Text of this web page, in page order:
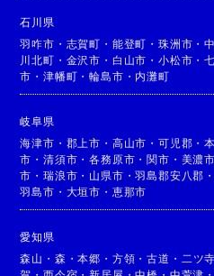
石川県
羽咋市 ・ 志賀町 ・ 能登町 ・珠洲市 ・
川北町 ・ 金沢市 ・ 白山市 ・小松市 ・
市 ・津幡町 ・輪島市 ・ 内灘町
岐阜県
海津市 ・ 郡上市 ・ 高山市 ・可児郡 ・
市 ・清須市 ・各務原市 ・関市 ・ 美濃市
市 ・瑞浪市 ・ 山県市 ・羽島郡安八郡
羽島市 ・ 大垣市 ・ 恵那市
愛知県
森山 ・ 森 ・本郷 ・ 方領 ・古道 ・ 二ツ寺